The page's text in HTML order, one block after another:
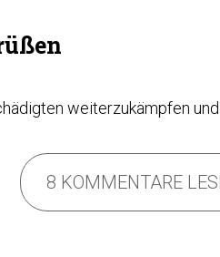
weiterzukämpfen und
8 KOMMENTARE